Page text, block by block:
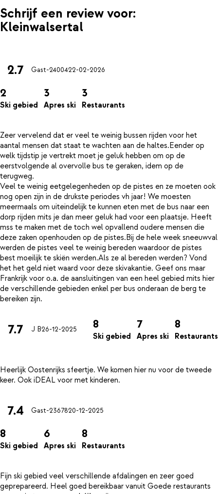
Schrijf een review voor:
Kleinwalsertal
2.7 Gast-2400422-02-2026
2
Ski gebied
3
Apres ski
3
Restaurants
Zeer vervelend dat er veel te weinig bussen rijden voor het
aantal mensen dat staat te wachten aan de haltes.Eender op
welk tijdstip je vertrekt moet je geluk hebben om op de
eerstvolgende al overvolle bus te geraken, idem op de
terugweg.
Veel te weinig eetgelegenheden op de pistes en ze moeten ook
nog open zijn in de drukste periodes vh jaar! We moesten
meermaals om uiteindelijk te kunnen eten met de bus naar een
dorp rijden mits je dan meer geluk had voor een plaatsje. Heeft
mss te maken met de toch wel opvallend oudere mensen die
deze zaken openhouden op de pistes.Bij de hele week sneeuwval
werden de pistes veel te weinig bereden waardoor de pistes
best moeilijk te skiën werden.Als ze al bereden werden? Vond
het het geld niet waard voor deze skivakantie. Geef ons maar
Frankrijk voor o.a. de aansluitingen van een heel gebied mits hier
de verschillende gebieden enkel per bus onderaan de berg te
7.7 J B26-12-2025 8
Ski gebied
7
Apres ski
8
Restaurants
Heerlijk Oostenrijks sfeertje. We komen hier nu voor de tweede
7.4 Gast-2367820-12-2025
8
Ski gebied
6
Apres ski
8
Restaurants
Fijn ski gebied veel verschillende afdalingen en zeer goed
geprepareerd. Heel goed bereikbaar vanuit Goede restaurants